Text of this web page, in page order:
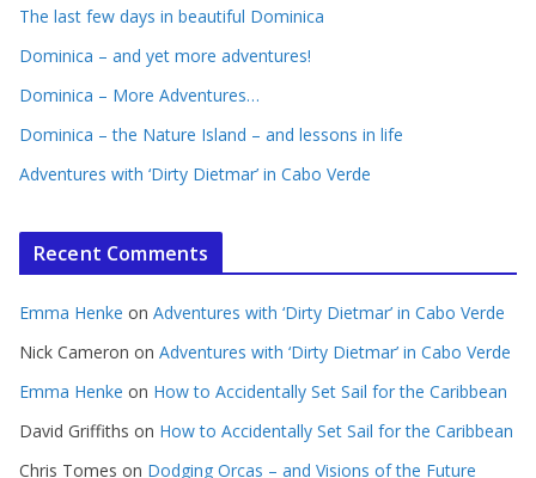
The last few days in beautiful Dominica
Dominica – and yet more adventures!
Dominica – More Adventures…
Dominica – the Nature Island – and lessons in life
Adventures with ‘Dirty Dietmar’ in Cabo Verde
Recent Comments
Emma Henke on Adventures with ‘Dirty Dietmar’ in Cabo Verde
Nick Cameron on Adventures with ‘Dirty Dietmar’ in Cabo Verde
Emma Henke on How to Accidentally Set Sail for the Caribbean
David Griffiths on How to Accidentally Set Sail for the Caribbean
Chris Tomes on Dodging Orcas – and Visions of the Future